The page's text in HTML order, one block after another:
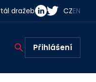
dražeb CZEN
Přihlášení